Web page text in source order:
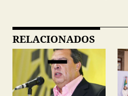
RELACIONADOS